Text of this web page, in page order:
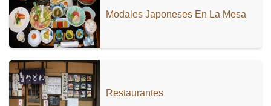
Modales Japoneses En La Mesa
Restaurantes